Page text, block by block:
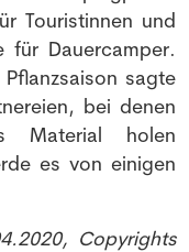
Touristinnen und
für Dauercamper.
sagte
bei denen
Material holen
es von einigen
Copyrights